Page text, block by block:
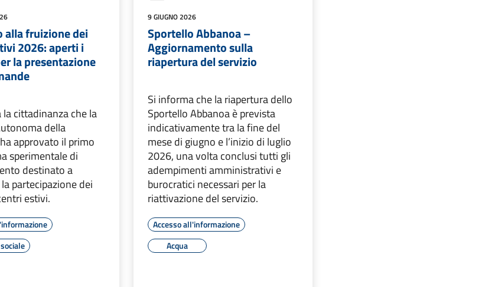
alla fruizione dei
2026: aperti i
la presentazione
cittadinanza che la
della
approvato il primo
sperimentale di
destinato a
partecipazione dei
estivi.
9 GIUGNO 2026
Sportello Abbanoa –
Aggiornamento sulla
riapertura del servizio
Si informa che la riapertura dello
Sportello Abbanoa è prevista
indicativamente tra la fine del
mese di giugno e l’inizio di luglio
2026, una volta conclusi tutti gli
adempimenti amministrativi e
burocratici necessari per la
riattivazione del servizio.
Accesso all'informazione
Acqua